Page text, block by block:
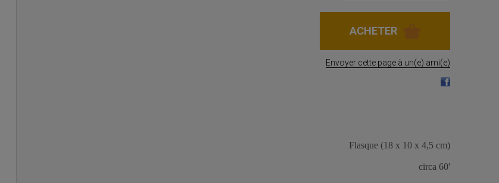
Envoyer cette page à un(e) ami(e)
Flasque (18 x 10 x 4,5 cm)
circa 60'